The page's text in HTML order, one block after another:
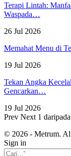
Terapi Lintah:
Waspada…
26 Jul 2026
Memahat Menu di
19 Jul 2026
Tekan Angka
Gencarkan…
19 Jul 2026
Prev Next 1
© 2026 - Metrum.
Sign in